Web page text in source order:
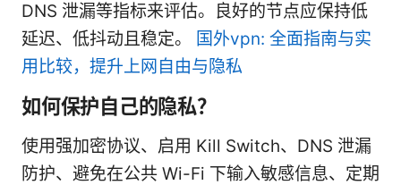
DNS 泄漏等指标来评估。良好的节点应保持低
延迟、低抖动且稳定。
国外vpn: 全面指南与实
用比较，提升上网自由与隐私
如何保护自己的隐私？
使用强加密协议、启用 Kill Switch、DNS 泄漏
防护、避免在公共 Wi-Fi 下输入敏感信息、定期